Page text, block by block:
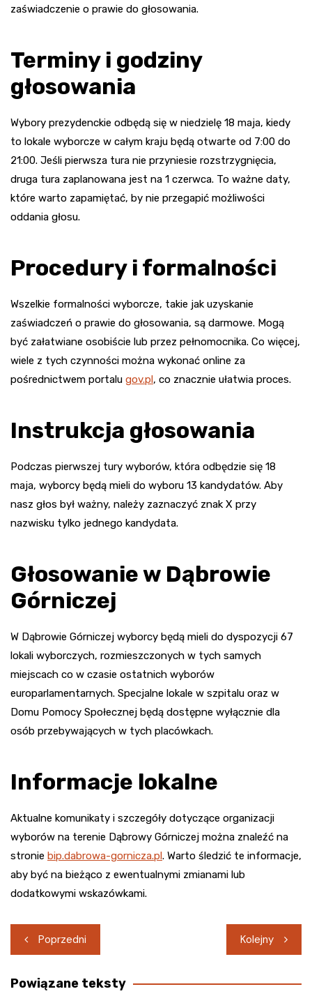
zaświadczenie o prawie do głosowania.
Terminy i godziny
głosowania
Wybory prezydenckie odbędą się w niedzielę 18 maja, kiedy
to lokale wyborcze w całym kraju będą otwarte od 7:00 do
21:00. Jeśli pierwsza tura nie przyniesie rozstrzygnięcia,
druga tura zaplanowana jest na 1 czerwca. To ważne daty,
które warto zapamiętać, by nie przegapić możliwości
oddania głosu.
Procedury i formalności
Wszelkie formalności wyborcze, takie jak uzyskanie
zaświadczeń o prawie do głosowania, są darmowe. Mogą
być załatwiane osobiście lub przez pełnomocnika. Co więcej,
wiele z tych czynności można wykonać online za
pośrednictwem portalu gov.pl, co znacznie ułatwia proces.
Instrukcja głosowania
Podczas pierwszej tury wyborów, która odbędzie się 18
maja, wyborcy będą mieli do wyboru 13 kandydatów. Aby
nasz głos był ważny, należy zaznaczyć znak X przy
nazwisku tylko jednego kandydata.
Głosowanie w Dąbrowie
Górniczej
W Dąbrowie Górniczej wyborcy będą mieli do dyspozycji 67
lokali wyborczych, rozmieszczonych w tych samych
miejscach co w czasie ostatnich wyborów
europarlamentarnych. Specjalne lokale w szpitalu oraz w
Domu Pomocy Społecznej będą dostępne wyłącznie dla
osób przebywających w tych placówkach.
Informacje lokalne
Aktualne komunikaty i szczegóły dotyczące organizacji
wyborów na terenie Dąbrowy Górniczej można znaleźć na
stronie bip.dabrowa-gornicza.pl. Warto śledzić te informacje,
aby być na bieżąco z ewentualnymi zmianami lub
dodatkowymi wskazówkami.
Nawigacja
wpisu
Poprzedni Kolejny
Powiązane teksty